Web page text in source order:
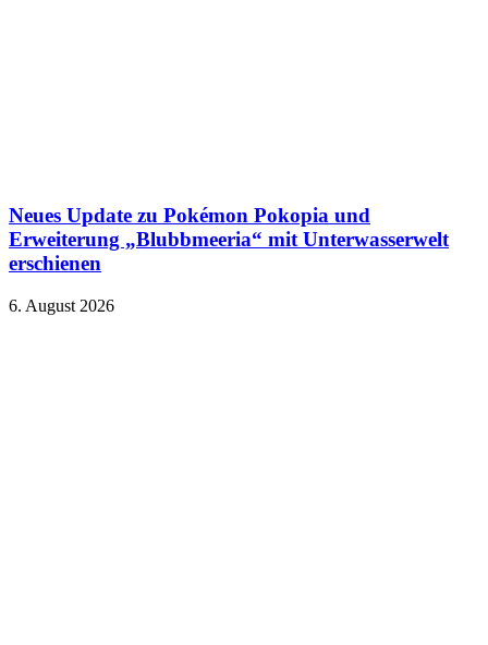
Neues Update zu Pokémon Pokopia und
Erweiterung „Blubbmeeria“ mit Unterwasserwelt
erschienen
6. August 2026